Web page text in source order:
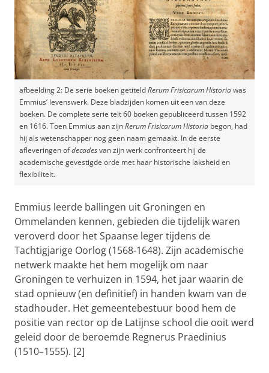
afbeelding 2: De serie boeken getiteldRerum Frisicarum Historiawas
Emmius’ levenswerk. Deze bladzijden komen uit een van deze
boeken. De complete serie telt 60 boeken gepubliceerd tussen 1592
en 1616. Toen Emmius aan zijnRerum Frisicarum Historia begon, had
hij als wetenschapper nog geen naam gemaakt. In de eerste
afleveringen ofdecadesvan zijn werk confronteert hij de
academische gevestigde orde met haar historische laksheid en
flexibiliteit.
Emmius leerde ballingen uit Groningen en
Ommelanden kennen, gebieden die tijdelijk waren
veroverd door het Spaanse leger tijdens de
Tachtigjarige Oorlog (1568-1648). Zijn academische
netwerk maakte het hem mogelijk om naar
Groningen te verhuizen in 1594, het jaar waarin de
stad opnieuw (en definitief) in handen kwam van de
stadhouder. Het gemeentebestuur bood hem de
positie van rector op de Latijnse school die ooit werd
geleid door de beroemde Regnerus Praedinius
(1510–1555). [2]